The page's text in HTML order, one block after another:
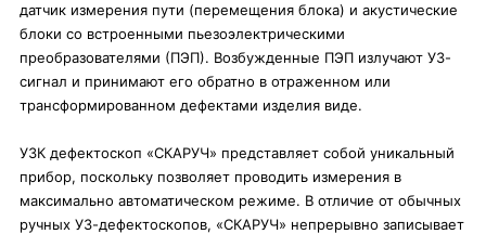
датчик измерения пути (перемещения блока) и акустические
блоки со встроенными пьезоэлектрическими
преобразователями (ПЭП). Возбужденные ПЭП излучают УЗ-
сигнал и принимают его обратно в отраженном или
трансформированном дефектами изделия виде.
УЗК дефектоскоп «СКАРУЧ» представляет собой уникальный
прибор, поскольку позволяет проводить измерения в
максимально автоматическом режиме. В отличие от обычных
ручных УЗ-дефектоскопов, «СКАРУЧ» непрерывно записывает